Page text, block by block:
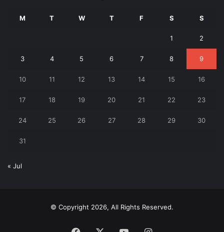
M T W T F S S
1 2
3 4 5 6 7 8 9
10 11 12 13 14 15 16
17 18 19 20 21 22 23
24 25 26 27 28 29 30
31
« Jul
© Copyright 2026, All Rights Reserved.